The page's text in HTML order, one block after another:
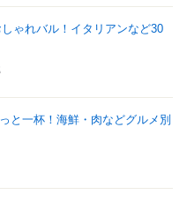
しゃれバル！イタリアンなど30
と一杯！海鮮・肉などグルメ別